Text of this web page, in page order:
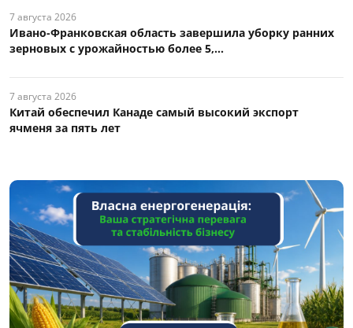
7 августа 2026
Ивано-Франковская область завершила уборку ранних
зерновых с урожайностью более 5,...
7 августа 2026
Китай обеспечил Канаде самый высокий экспорт
ячменя за пять лет